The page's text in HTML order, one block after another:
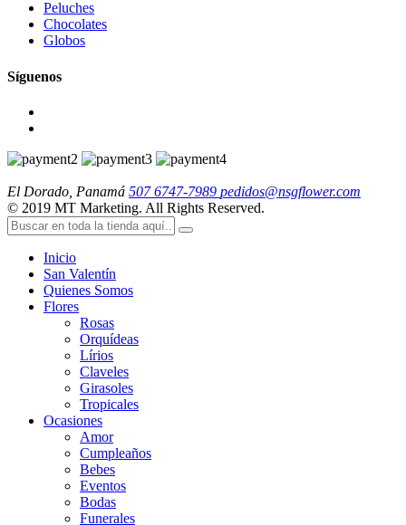
Peluches
Chocolates
Globos
Síguenos
El Dorado, Panamá 507 6747-7989 pedidos@nsgflower.com
© 2019 MT Marketing. All Rights Reserved.
Inicio
San Valentín
Quienes Somos
Flores
Rosas
Orquídeas
Lírios
Claveles
Girasoles
Tropicales
Ocasiones
Amor
Cumpleaños
Bebes
Eventos
Bodas
Funerales